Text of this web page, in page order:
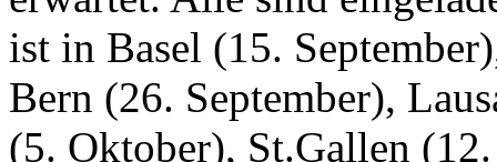
ist in Basel (15.
Bern (26. September),
(5. Oktober), St.Gallen